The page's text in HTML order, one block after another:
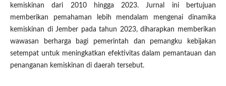
kemiskinan dari 2010 hingga 2023. Jurnal ini bertujuan
memberikan pemahaman lebih mendalam mengenai dinamika
kemiskinan di Jember pada tahun 2023, diharapkan memberikan
wawasan berharga bagi pemerintah dan pemangku kebijakan
setempat untuk meningkatkan efektivitas dalam pemantauan dan
penanganan kemiskinan di daerah tersebut.